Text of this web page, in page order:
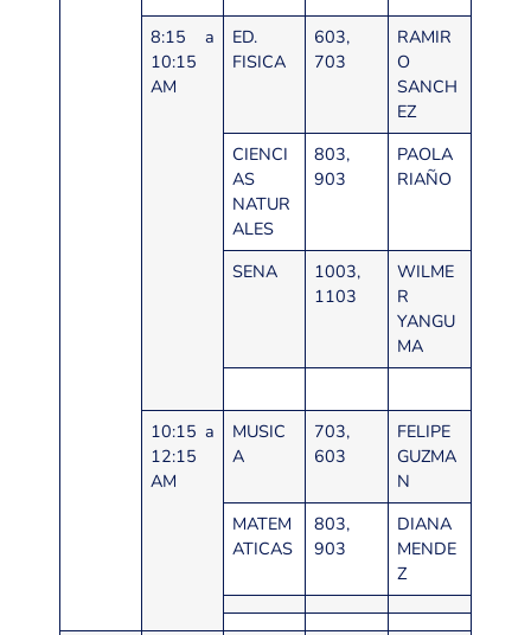
8:15 a
10:15
AM
ED.
FISICA
603,
703
RAMIR
O
SANCH
EZ
CIENCI
AS
NATUR
ALES
803,
903
PAOLA
RIAÑO
SENA
1003,
1103
WILME
R
YANGU
MA
10:15 a
12:15
AM
MUSIC
A
703,
603
FELIPE
GUZMA
N
MATEM
ATICAS
803,
903
DIANA
MENDE
Z